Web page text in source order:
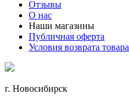
Отзывы
О нас
Наши магазины
Публичная оферта
Условия возврата товара
г. Новосибирск